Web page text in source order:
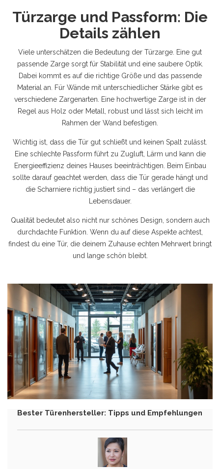
Türzarge und Passform: Die
Details zählen
Viele unterschätzen die Bedeutung der Türzarge. Eine gut
passende Zarge sorgt für Stabilität und eine saubere Optik.
Dabei kommt es auf die richtige Größe und das passende
Material an. Für Wände mit unterschiedlicher Stärke gibt es
verschiedene Zargenarten. Eine hochwertige Zarge ist in der
Regel aus Holz oder Metall, robust und lässt sich leicht im
Rahmen der Wand befestigen.
Wichtig ist, dass die Tür gut schließt und keinen Spalt zulässt.
Eine schlechte Passform führt zu Zugluft, Lärm und kann die
Energieeffizienz deines Hauses beeinträchtigen. Beim Einbau
sollte darauf geachtet werden, dass die Tür gerade hängt und
die Scharniere richtig justiert sind – das verlängert die
Lebensdauer.
Qualität bedeutet also nicht nur schönes Design, sondern auch
durchdachte Funktion. Wenn du auf diese Aspekte achtest,
findest du eine Tür, die deinem Zuhause echten Mehrwert bringt
und lange schön bleibt.
Bester Türenhersteller: Tipps und Empfehlungen